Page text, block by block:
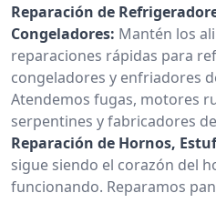
Reparación de
Congeladores: Mantén los
reparaciones rápidas para
congeladores y enfriadores
Atendemos fugas, motores
serpentines y fabricadores
Reparación de Hornos,
sigue siendo el corazón del
funcionando. Reparamos